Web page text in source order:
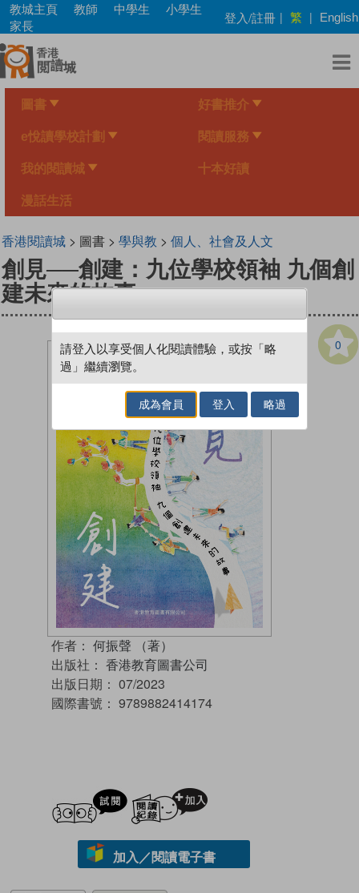
Skip
main
content
教城主頁 教師 中學生
小學生
家長
登入/註冊 | 繁 | English
圖書 好書推介
e悅讀學校計劃 閱讀服務
我的閱讀城 十本好讀
漫話生活
香港閱讀城> 圖書 > 學與教 > 個人、社會及人文
創見──創建：九位學校領袖 九個創
建未來的故事
0
作者： 何振聲 （著）
出版社： 香港教育圖書公司
出版日期： 07/2023
國際書號： 9789882414174
試閲
加入／閱讀電子書
請登入以享受個人化閱讀體驗，或按「略
過」繼續瀏覽。
成為會員 登入 略過